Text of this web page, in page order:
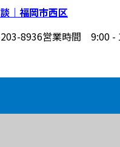
8936営業時間 9:00 -